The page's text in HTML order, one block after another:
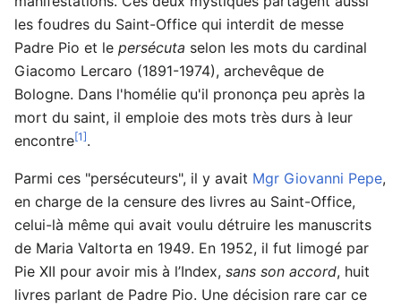
les foudres du Saint-Office qui interdit de messe
Padre Pio et le persécuta selon les mots du cardinal
Giacomo Lercaro (1891-1974), archevêque de
Bologne. Dans l'homélie qu'il prononça peu après la
mort du saint, il emploie des mots très durs à leur
encontre[1].
Parmi ces "persécuteurs", il y avait Mgr Giovanni Pepe,
en charge de la censure des livres au Saint-Office,
celui-là même qui avait voulu détruire les manuscrits
de Maria Valtorta en 1949. En 1952, il fut limogé par
Pie XII pour avoir mis à l’Index, sans son accord, huit
livres parlant de Padre Pio. Une décision rare car ce